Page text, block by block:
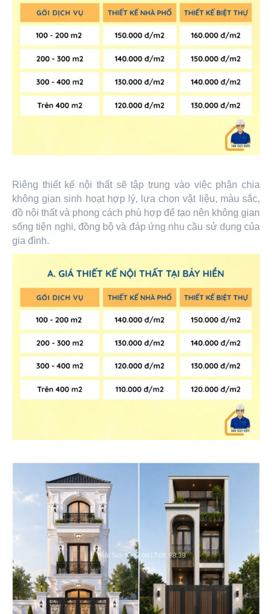
Riêng thiết kế nội thất sẽ tập trung vào việc phân chia
không gian sinh hoạt hợp lý, lựa chọn vật liệu, màu sắc,
đồ nội thất và phong cách phù hợp để tạo nên không gian
sống tiện nghi, đồng bộ và đáp ứng nhu cầu sử dụng của
gia đình.